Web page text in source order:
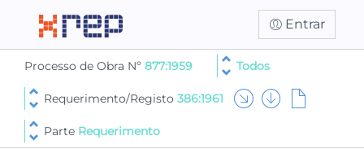
Entrar
Processo de Obra Nº 877:1959 Todos
Requerimento/Registo 386:1961
Parte Requerimento